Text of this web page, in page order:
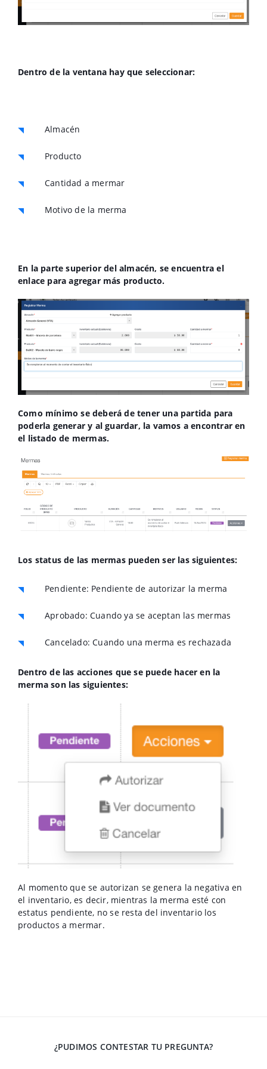
Dentro de la ventana hay que seleccionar:
Almacén
Producto
Cantidad a mermar
Motivo de la merma
En la parte superior del almacén, se encuentra el
enlace para agregar más producto.
Como mínimo se deberá de tener una partida para
poderla generar y al guardar, la vamos a encontrar en
el listado de mermas.
Los status de las mermas pueden ser las siguientes:
Pendiente: Pendiente de autorizar la merma
Aprobado: Cuando ya se aceptan las mermas
Cancelado: Cuando una merma es rechazada
Dentro de las acciones que se puede hacer en la
merma son las siguientes:
Al momento que se autorizan se genera la negativa en
el inventario, es decir, mientras la merma esté con
estatus pendiente, no se resta del inventario los
productos a mermar.
¿PUDIMOS CONTESTAR TU PREGUNTA?